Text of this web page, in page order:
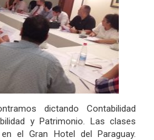
dictando Contabilidad
y Patrimonio. Las clases
el Gran Hotel del Paraguay.